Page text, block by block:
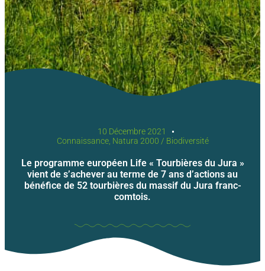
10 Décembre 2021
Connaissance, Natura 2000 / Biodiversité
Le programme européen Life « Tourbières du Jura »
vient de s’achever au terme de 7 ans d’actions au
bénéfice de 52 tourbières du massif du Jura franc-
comtois.